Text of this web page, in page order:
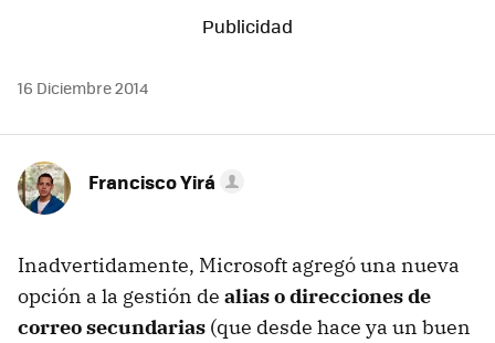
MAIL
16 Diciembre 2014
Francisco Yirá
Inadvertidamente, Microsoft agregó una nueva
opción a la gestión de alias o direcciones de
correo secundarias (que desde hace ya un buen